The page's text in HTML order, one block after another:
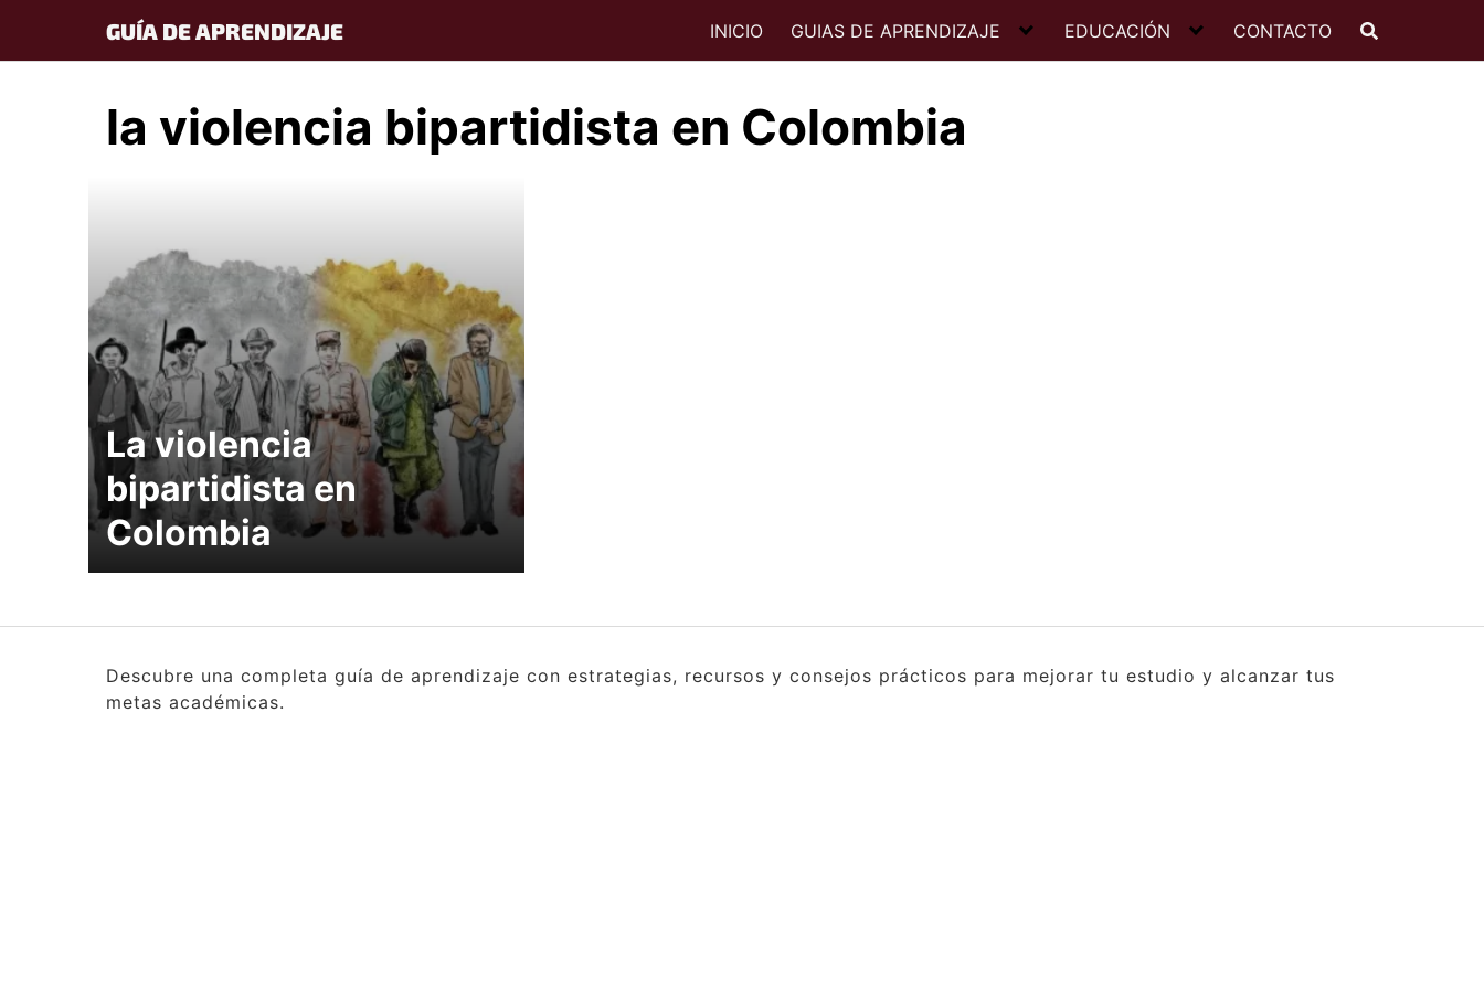
content
GUÍA DE APRENDIZAJE INICIO GUIAS DE APRENDIZAJE EDUCACIÓN CONTACTO
la violencia bipartidista en Colombia
La violencia
bipartidista en
Colombia
Descubre una completa guía de aprendizaje con estrategias, recursos y consejos prácticos para mejorar tu estudio y alcanzar tus
metas académicas.